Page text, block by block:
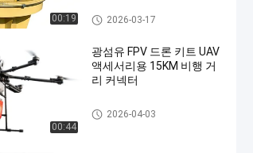
00:19 벌거벗은 광섬유
2026-03-17
00:44
광섬유 FPV 드론 키트 UAV
액세서리용 15KM 비행 거
리 커넥터
벌거벗은 광섬유
2026-04-03